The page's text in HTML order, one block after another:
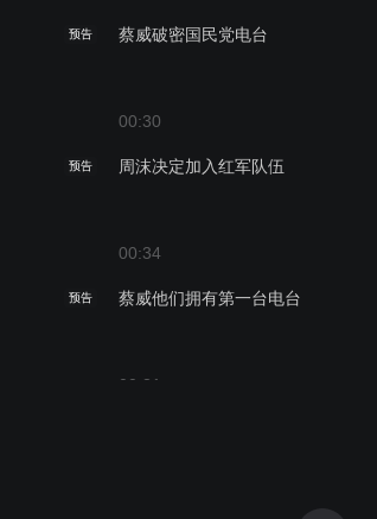
预告 蔡威破密国民党电台
00:30
预告 周沫决定加入红军队伍
00:34
预告 蔡威他们拥有第一台电台
00:31